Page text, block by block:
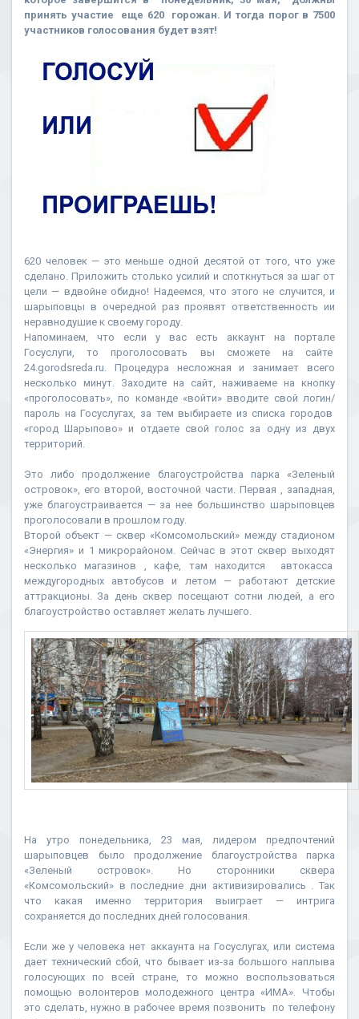
принять участие еще 620 горожан. И тогда порог в 7500
участников голосования будет взят!
620 человек — это меньше одной десятой от того, что уже
сделано. Приложить столько усилий и споткнуться за шаг от
цели — вдвойне обидно! Надеемся, что этого не случится, и
шарыповцы в очередной раз проявят ответственность ии
неравнодушие к своему городу.
Напоминаем, что если у вас есть аккаунт на портале
Госуслуги, то проголосовать вы сможете на сайте
24.gorodsreda.ru. Процедура несложная и занимает всего
несколько минут. Заходите на сайт, наживаеме на кнопку
«проголосовать», по команде «войти» вводите свой логин/
пароль на Госуслугах, за тем выбираете из списка городов
«город Шарыпово» и отдаете свой голос за одну из двух
территорий.
Это либо продолжение благоустройства парка «Зеленый
островок», его второй, восточной части. Первая , западная,
уже благоустраивается — за нее большинство шарыповцев
проголосовали в прошлом году.
Второй объект — сквер «Комсомольский» между стадионом
«Энергия» и 1 микрорайоном. Сейчас в этот сквер выходят
несколько магазинов , кафе, там находится автокасса
междугородных автобусов и летом — работают детские
аттракционы. За день сквер посещают сотни людей, а его
благоустройство оставляет желать лучшего.
На утро понедельника, 23 мая, лидером предпочтений
шарыповцев было продолжение благоустройства парка
«Зеленый островок». Но сторонники сквера
«Комсомольский» в последние дни активизировались . Так
что какая именно территория выиграет — интрига
сохраняется до последних дней голосования.
Если же у человека нет аккаунта на Госуслугах, или система
дает технический сбой, что бывает из-за большого наплыва
голосующих по всей стране, то можно воспользоваться
помощью волонтеров молодежного центра «ИМА». Чтобы
это сделать, нужно в рабочее время позвонить по телефону